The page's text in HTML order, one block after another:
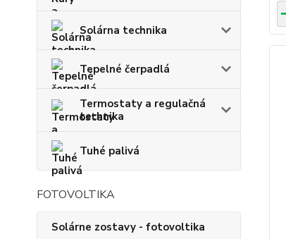
Solárna technika
Tepelné čerpadlá
Termostaty a regulačná
technika
Tuhé palivá
FOTOVOLTIKA
Solárne zostavy - fotovoltika